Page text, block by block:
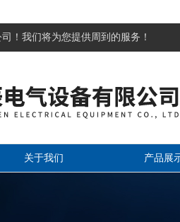
！我们将为您提供周到的服务！
关于我们 产品展